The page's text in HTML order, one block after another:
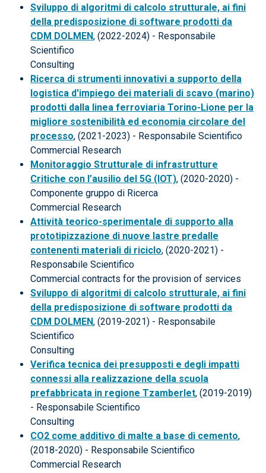
Sviluppo di algoritmi di calcolo strutturale, ai fini
della predisposizione di software prodotti da
CDM DOLMEN, (2022-2024) - Responsabile
Scientifico
Consulting
Ricerca di strumenti innovativi a supporto della
logistica d'impiego dei materiali di scavo (marino)
prodotti dalla linea ferroviaria Torino-Lione per la
migliore sostenibilità ed economia circolare del
processo, (2021-2023) - Responsabile Scientifico
Commercial Research
Monitoraggio Strutturale di infrastrutture
Critiche con l’ausilio del 5G (IOT), (2020-2020) -
Componente gruppo di Ricerca
Commercial Research
Attività teorico-sperimentale di supporto alla
prototipizzazione di nuove lastre predalle
contenenti materiali di riciclo, (2020-2021) -
Responsabile Scientifico
Commercial contracts for the provision of services
Sviluppo di algoritmi di calcolo strutturale, ai fini
della predisposizione di software prodotti da
CDM DOLMEN, (2019-2021) - Responsabile
Scientifico
Consulting
Verifica tecnica dei presupposti e degli impatti
connessi alla realizzazione della scuola
prefabbricata in regione Tzamberlet, (2019-2019)
- Responsabile Scientifico
Consulting
CO2 come additivo di malte a base di cemento,
(2018-2020) - Responsabile Scientifico
Commercial Research